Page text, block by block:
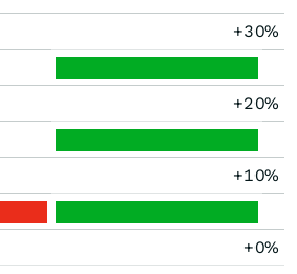
+30%
+20%
+10%
+0%